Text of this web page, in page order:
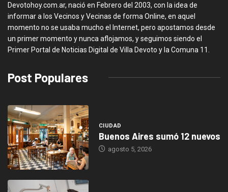
Devotohoy.com.ar, nació en Febrero del 2003, con la idea de
informar a los Vecinos y Vecinas de forma Online, en aquel
momento no se usaba mucho el Internet, pero apostamos desde
un primer momento y nunca aflojamos, y seguimos siendo el
Primer Portal de Noticias Digital de Villa Devoto y la Comuna 11.
Post Populares
CIUDAD
Buenos Aires sumó 12 nuevos
agosto 5, 2026